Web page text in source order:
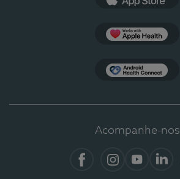
Acompanhe-nos